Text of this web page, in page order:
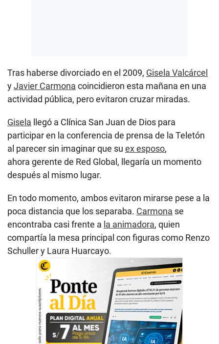
Tras haberse divorciado en el 2009, Gisela Valcárcel
yJavier Carmona coincidieron esta mañana en una
actividad pública, pero evitaron cruzar miradas.
Gisela llegó a Clínica San Juan de Dios para
participar en la conferencia de prensa de la Teletón
al parecer sin imaginar que su ex esposo,
ahora gerente de Red Global, llegaría un momento
después al mismo lugar.
En todo momento, ambos evitaron mirarse pese a la
poca distancia que los separaba. Carmona se
encontraba casi frente a la animadora, quien
compartía la mesa principal con figuras como Renzo
Schuller y Laura Huarcayo.